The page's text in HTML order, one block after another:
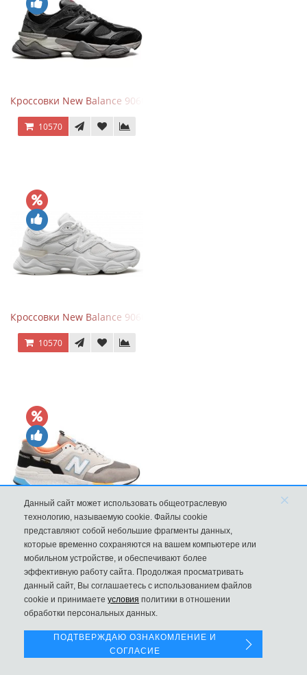
Кроссовки New Balance 9060 Black Castlerock
10570
Кроссовки New Balance 9060 Triple White
10570
New Balance 997H Cordura Marblehead с желтой и голубой
8970
Данный сайт может использовать общеотраслевую
технологию, называемую cookie. Файлы cookie
представляют собой небольшие фрагменты данных,
которые временно сохраняются на вашем компьютере или
мобильном устройстве, и обеспечивают более
эффективную работу сайта. Продолжая просматривать
данный сайт, Вы соглашаетесь с использованием файлов
cookie и принимаете условия политики в отношении
обработки персональных данных.
×
ПОДТВЕРЖДАЮ ОЗНАКОМЛЕНИЕ И
СОГЛАСИЕ